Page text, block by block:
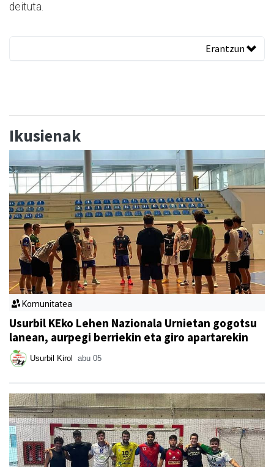
deituta.
Erantzun
Ikusienak
Komunitatea
Usurbil KEko Lehen Nazionala Urnietan gogotsu
lanean, aurpegi berriekin eta giro apartarekin
Usurbil Kirol abu 05